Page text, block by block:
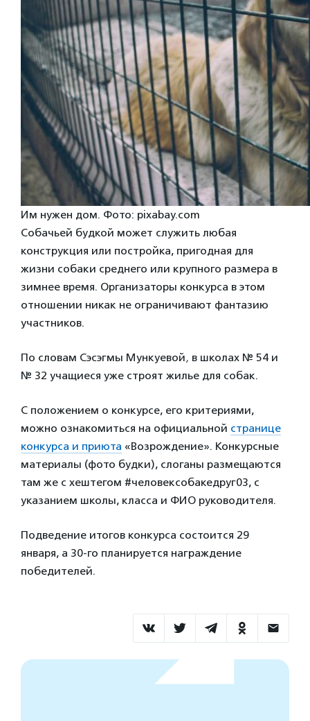
Им нужен дом. Фото: pixabay.com
Собачьей будкой может служить любая
конструкция или постройка, пригодная для
жизни собаки среднего или крупного размера в
зимнее время. Организаторы конкурса в этом
отношении никак не ограничивают фантазию
участников.
По словам Сэсэгмы Мункуевой, в школах № 54 и
№ 32 учащиеся уже строят жилье для собак.
С положением о конкурсе, его критериями,
можно ознакомиться на официальной странице
конкурса и приюта «Возрождение». Конкурсные
материалы (фото будки), слоганы размещаются
там же с хештегом #человексобакедруг03, с
указанием школы, класса и ФИО руководителя.
Подведение итогов конкурса состоится 29
января, а 30-го планируется награждение
победителей.